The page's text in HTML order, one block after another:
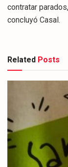
contratar
concluyó Casal.
Related Posts